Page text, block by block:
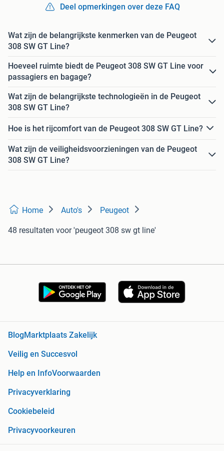
Deel opmerkingen over deze FAQ
Wat zijn de belangrijkste kenmerken van de Peugeot
308 SW GT Line?
Hoeveel ruimte biedt de Peugeot 308 SW GT Line voor
passagiers en bagage?
Wat zijn de belangrijkste technologieën in de Peugeot
308 SW GT Line?
Hoe is het rijcomfort van de Peugeot 308 SW GT Line?
Wat zijn de veiligheidsvoorzieningen van de Peugeot
308 SW GT Line?
Home Auto's Peugeot
48 resultaten voor 'peugeot 308 sw gt line'
BlogMarktplaats Zakelijk
Veilig en Succesvol
Help en InfoVoorwaarden
Privacyverklaring
Cookiebeleid
Privacyvoorkeuren